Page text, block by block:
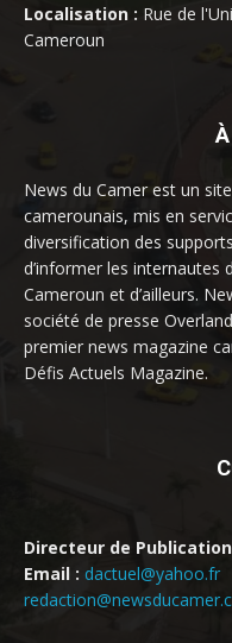
Localisation : Rue de
Cameroun
News du Camer est un
camerounais, mis en
diversification des
d’informer les internautes
Cameroun et d’ailleurs.
société de presse
premier news magazine
Défis Actuels Magazine.
Directeur de
Email : dactuel@yahoo.fr